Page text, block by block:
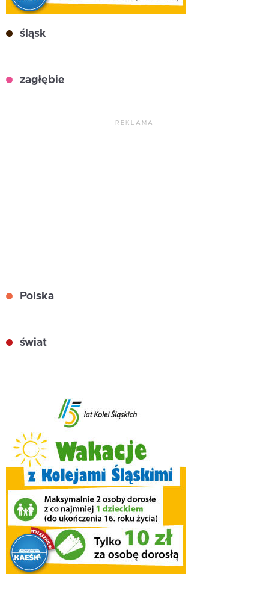
śląsk
zagłębie
REKLAMA
Polska
świat